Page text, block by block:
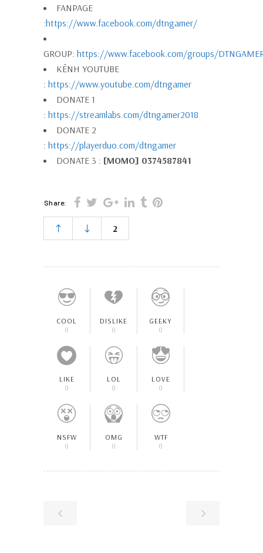
FANPAGE
:https://www.facebook.com/dtngamer/
GROUP: https://www.facebook.com/groups/
KÊNH YOUTUBE
: https://www.youtube.com/dtngamer
DONATE 1
: https://streamlabs.com/dtngamer2018
DONATE 2
: https://playerduo.com/dtngamer
DONATE 3 : [MOMO] 0374587841
Share:
2
COOL
0
DISLIKE
0
GEEKY
0
LIKE
0
LOL
0
LOVE
0
NSFW
0
OMG
0
WTF
0